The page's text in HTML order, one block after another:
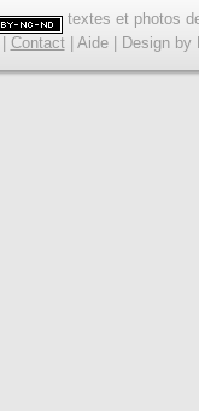
textes et photos
| Contact| Aide| Designby